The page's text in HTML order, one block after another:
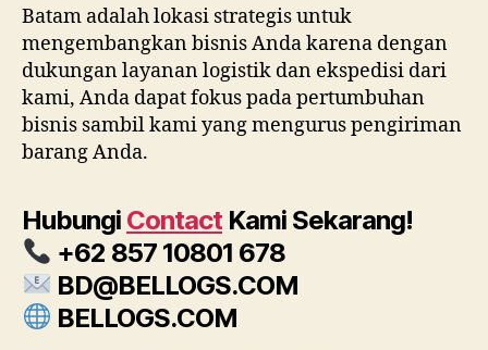
Batam adalah lokasi strategis untuk
mengembangkan bisnis Anda karena dengan
dukungan layanan logistik dan ekspedisi dari
kami, Anda dapat fokus pada pertumbuhan
bisnis sambil kami yang mengurus pengiriman
barang Anda.
Hubungi ContactKami Sekarang!
+62 857 10801 678
BD@BELLOGS.COM
BELLOGS.COM